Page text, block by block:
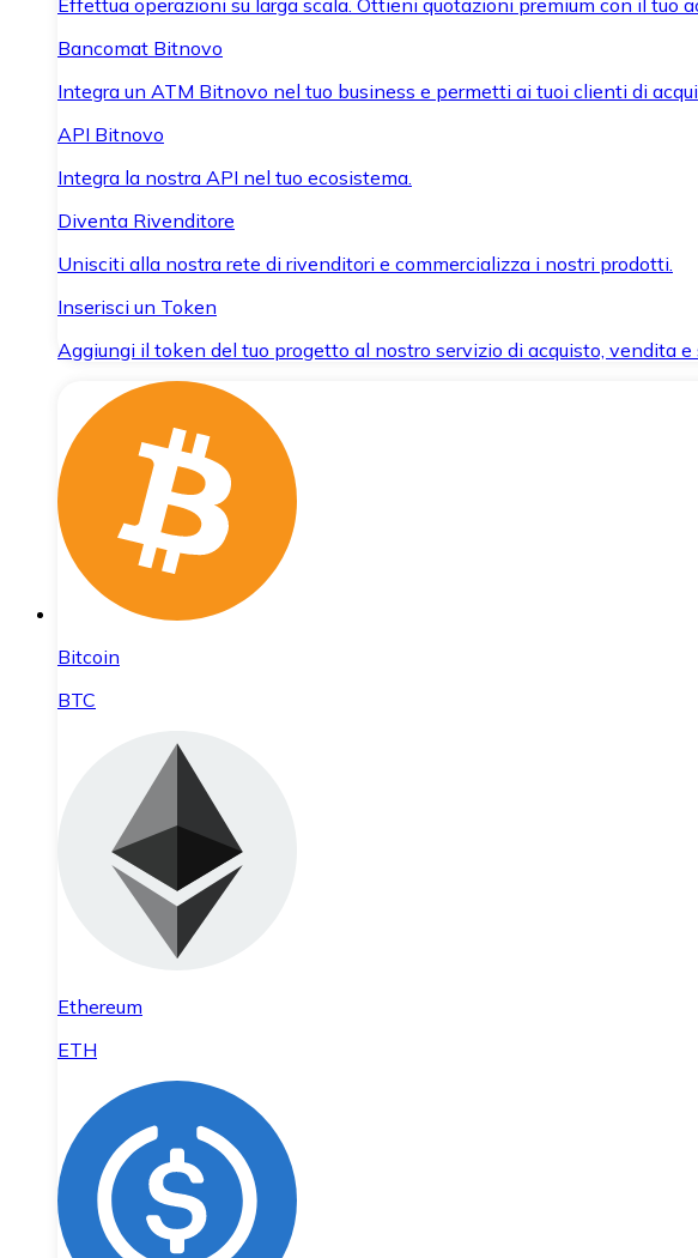
Effettua operazioni su larga scala. Ottieni quotazioni premium con il tuo
Bancomat Bitnovo
Integra un ATM Bitnovo nel tuo business e permetti ai tuoi clienti di
API Bitnovo
Integra la nostra API nel tuo ecosistema.
Diventa Rivenditore
Unisciti alla nostra rete di rivenditori e commercializza i nostri prodotti.
Inserisci un Token
Aggiungi il token del tuo progetto al nostro servizio di acquisto, vendita e
Bitcoin
BTC
Ethereum
ETH